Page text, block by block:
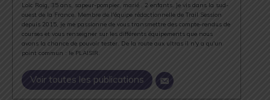
Loïc Roig, 35 ans, sapeur-pompier, marié , 2 enfants. Je vis dans la sud-
ouest de la France. Membre de l'équipe rédactionnelle de Trail Session
depuis 2015, je me passionne de vous transmettre des compte-rendus de
courses et vous renseigner sur les différents équipements que nous
avons la chance de pouvoir tester. De la route aux ultras il n'y a qu'un
point commun : le PLAISIR.
Voir toutes les publications